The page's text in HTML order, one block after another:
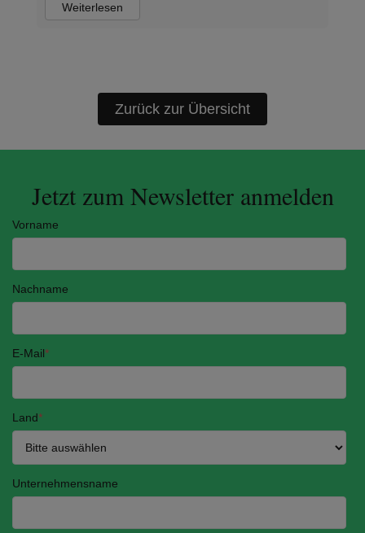
Weiterlesen
Zurück zur Übersicht
Jetzt zum Newsletter anmelden
Vorname
Nachname
E-Mail*
Land*
Unternehmensname